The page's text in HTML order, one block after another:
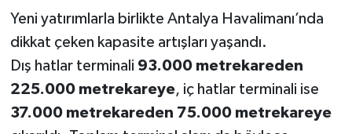
Yeni yatırımlarla birlikte Antalya Havalimanı’nda
dikkat çeken kapasite artışları yaşandı.
Dış hatlar terminali 93.000 metrekareden
225.000 metrekareye, iç hatlar terminali ise
37.000 metrekareden 75.000 metrekareye